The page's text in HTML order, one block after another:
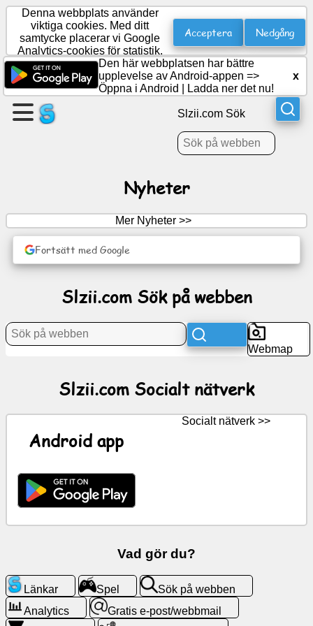
Skapa
en
sida
Skapa
Dagordning
Nyheter
ChatGPT
Kontakter
Sök
på
webben
Denna webbplats använder
viktiga cookies. Med ditt
samtycke placerar vi Google
Analytics-cookies för statistik.
Acceptera Nedgång
Den här webbplatsen har bättre
upplevelse av Android-appen =>
Öppna i Android
Ladda ner det nu!
x
Slzii.com Sök
Nyheter
Mer Nyheter >>
Fortsätt med Google
Slzii.com Sök på webben
Webmap
Slzii.com Socialt nätverk
Android app
Socialt nätverk >>
Vad gör du?
Länkar Spel
Sök på webben
Analytics
Gratis e-post/webbmail